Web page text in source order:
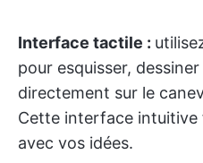
Interface tactile :
pour esquisser,
directement sur le
Cette interface
avec vos idées.